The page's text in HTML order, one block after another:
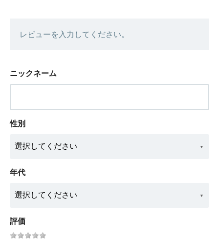
レビューを入力してください。
ニックネーム
性別
年代
評価